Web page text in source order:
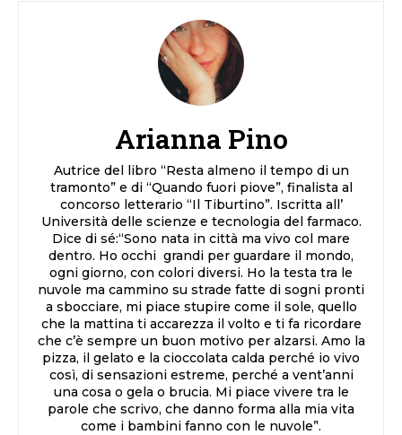
Arianna Pino
Autrice del libro “Resta almeno il tempo di un
tramonto” e di “Quando fuori piove”, finalista al
concorso letterario “Il Tiburtino”. Iscritta all’
Università delle scienze e tecnologia del farmaco.
Dice di sé:“Sono nata in città ma vivo col mare
dentro. Ho occhi grandi per guardare il mondo,
ogni giorno, con colori diversi. Ho la testa tra le
nuvole ma cammino su strade fatte di sogni pronti
a sbocciare, mi piace stupire come il sole, quello
che la mattina ti accarezza il volto e ti fa ricordare
che c’è sempre un buon motivo per alzarsi. Amo la
pizza, il gelato e la cioccolata calda perché io vivo
così, di sensazioni estreme, perché a vent’anni
una cosa o gela o brucia. Mi piace vivere tra le
parole che scrivo, che danno forma alla mia vita
come i bambini fanno con le nuvole”.